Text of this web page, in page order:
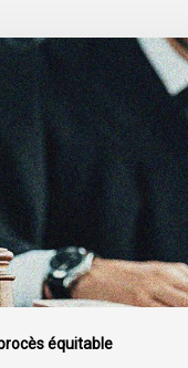
équitable